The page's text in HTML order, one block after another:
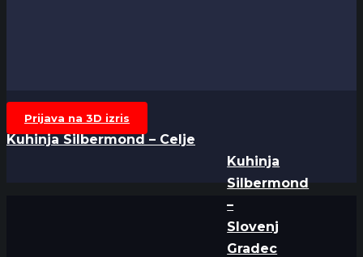
Prijava na 3D izris
Kuhinja Silbermond – Celje
Kuhinja
Silbermond
–
Slovenj
Gradec